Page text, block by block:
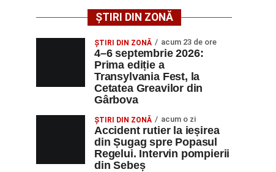
ȘTIRI DIN ZONĂ
ȘTIRI DIN ZONĂ acum 23 de ore
4–6 septembrie 2026:
Prima ediție a
Transylvania Fest, la
Cetatea Greavilor din
Gârbova
ȘTIRI DIN ZONĂ acum o zi
Accident rutier la ieșirea
din Șugag spre Popasul
Regelui. Intervin pompierii
din Sebeș